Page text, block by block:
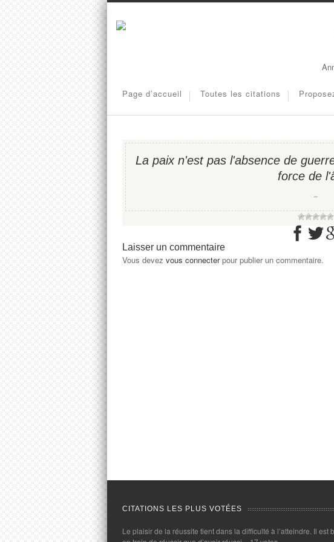
Page d’accueil Toutes les citations
La paix n'est pas l'absence de
force de
−
Laisser un commentaire
Vous devez vous connecterpour publier un commentaire.
CITATIONS LES PLUS VOTÉES
Le plaisir de la réussite tient dans la difficulté à l’atteindre. Il est